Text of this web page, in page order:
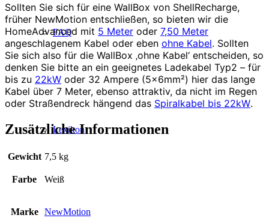
FAQ
Lexikon
Sollten Sie sich für eine WallBox von ShellRecharge,
früher NewMotion entschließen, so bieten wir die
HomeAdvanced mit 5 Meter oder 7,50 Meter
angeschlagenem Kabel oder eben ohne Kabel. Sollten
Sie sich also für die WallBox ‚ohne Kabel‘ entscheiden, so
denken Sie bitte an ein geeignetes Ladekabel Typ2 – für
bis zu 22kW oder 32 Ampere (5x6mm²) hier das lange
Kabel über 7 Meter, ebenso attraktiv, da nicht im Regen
oder Straßendreck hängend das Spiralkabel bis 22kW.
Zusätzliche Informationen
Gewicht 7,5 kg
Farbe Weiß
Marke NewMotion